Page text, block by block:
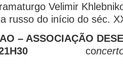
Velimir
russo do início do séc.
– ASSOCIAÇÃO
21H30
co